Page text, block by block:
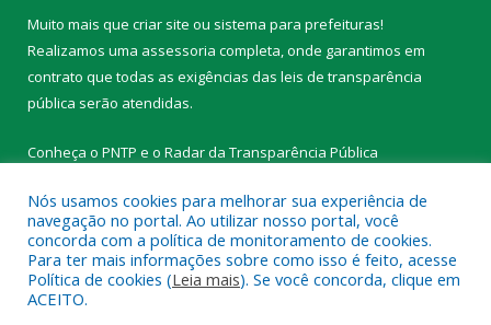
Muito mais que criar site ou sistema para prefeituras!
Realizamos uma assessoria completa, onde garantimos em
contrato que todas as exigências das leis de transparência
pública serão atendidas.
Conheça o PNTP e o Radar da Transparência Pública
Todos os direitos reservados a Prefeitura Municipal de
Tracuateua.
Nós usamos cookies para melhorar sua experiência de
navegação no portal. Ao utilizar nosso portal, você
concorda com a política de monitoramento de cookies.
Para ter mais informações sobre como isso é feito, acesse
Política de cookies (Leia mais). Se você concorda, clique em
ACEITO.